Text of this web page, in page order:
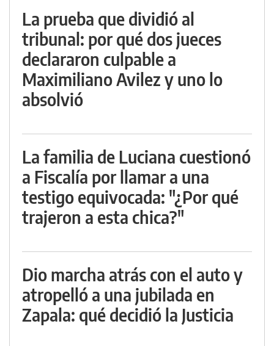
La prueba que dividió al
tribunal: por qué dos jueces
declararon culpable a
Maximiliano Avilez y uno lo
absolvió
La familia de Luciana cuestionó
a Fiscalía por llamar a una
testigo equivocada: "¿Por qué
trajeron a esta chica?"
Dio marcha atrás con el auto y
atropelló a una jubilada en
Zapala: qué decidió la Justicia